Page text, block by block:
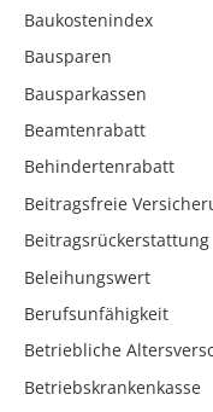
Baukostenindex
Bausparen
Bausparkassen
Beamtenrabatt
Behindertenrabatt
Beitragsfreie
Beitragsrückerstattung
Beleihungswert
Berufsunfähigkeit
Betriebliche
Betriebskrankenkasse